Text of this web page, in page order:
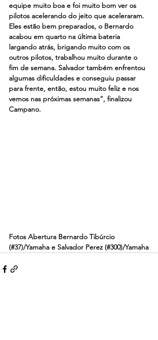
equipe muito boa e foi muito bom ver os
pilotos acelerando do jeito que aceleraram.
Eles estão bem preparados, o Bernardo
acabou em quarto na última bateria
largando atrás, brigando muito com os
outros pilotos, trabalhou muito durante o
fim de semana. Salvador também enfrentou
algumas dificuldades e conseguiu passar
para frente, então, estou muito feliz e nos
vemos nas próximas semanas”, finalizou
Campano.
Fotos Abertura Bernardo Tibúrcio
(#37)/Yamaha e Salvador Perez (#300)/Yamaha